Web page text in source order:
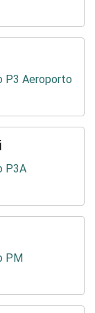
P3 Aeroporto
P3A
PM